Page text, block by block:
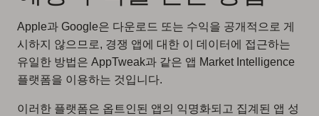
Apple과 Google은 다운로드 또는 수익을 공개적으로 게
시하지 않으므로, 경쟁 앱에 대한 이 데이터에 접근하는
유일한 방법은 AppTweak과 같은 앱 Market Intelligence
플랫폼을 이용하는 것입니다.
이러한 플랫폼은 옵트인된 앱의 익명화되고 집계된 앱 성